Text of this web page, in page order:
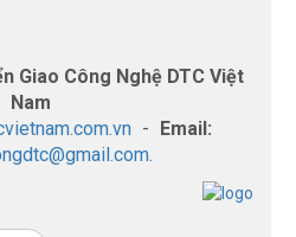
Giao Công Nghệ DTC Việt
Nam
- Email: